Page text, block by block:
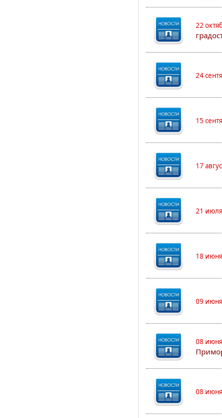
22
24
15
17
21
18
09
08
08